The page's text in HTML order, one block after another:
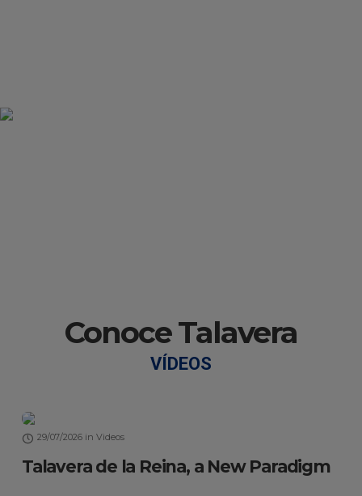
Conoce Talavera
VÍDEOS
29/07/2026 in Videos
Talavera de la Reina, a New Paradigm